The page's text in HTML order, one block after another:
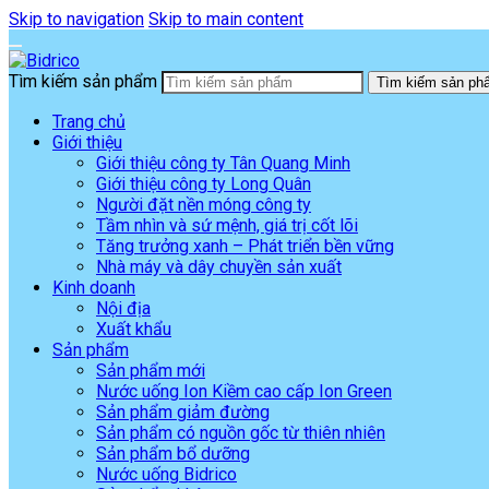
Skip to navigation Skip to main content
Tìm kiếm sản phẩm Tìm kiếm sản
Trang chủ
Giới thiệu
Giới thiệu công ty Tân Quang Minh
Giới thiệu công ty Long Quân
Người đặt nền móng công ty
Tầm nhìn và sứ mệnh, giá trị cốt lõi
Tăng trưởng xanh – Phát triển bền vững
Nhà máy và dây chuyền sản xuất
Kinh doanh
Nội địa
Xuất khẩu
Sản phẩm
Sản phẩm mới
Nước uống Ion Kiềm cao cấp Ion Green
Sản phẩm giảm đường
Sản phẩm có nguồn gốc từ thiên nhiên
Sản phẩm bổ dưỡng
Nước uống Bidrico